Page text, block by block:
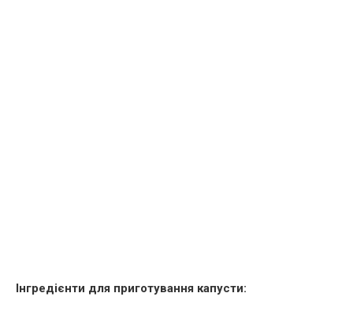
Інгредієнти для приготування капусти: